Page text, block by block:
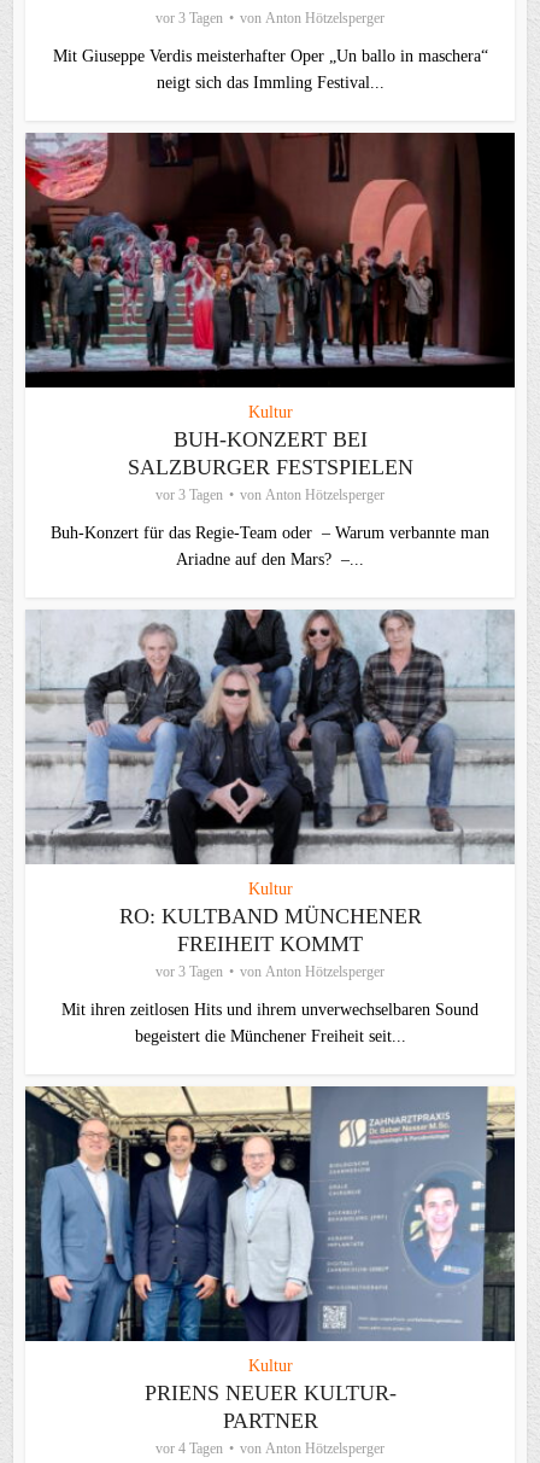
vor 3 Tagen von Anton Hötzelsperger
Mit Giuseppe Verdis meisterhafter Oper „Un ballo in maschera“
neigt sich das Immling Festival...
Kultur
BUH-KONZERT BEI
SALZBURGER FESTSPIELEN
vor 3 Tagen von Anton Hötzelsperger
Buh-Konzert für das Regie-Team oder – Warum verbannte man
Ariadne auf den Mars? –...
Kultur
RO: KULTBAND MÜNCHENER
FREIHEIT KOMMT
vor 3 Tagen von Anton Hötzelsperger
Mit ihren zeitlosen Hits und ihrem unverwechselbaren Sound
begeistert die Münchener Freiheit seit...
Kultur
PRIENS NEUER KULTUR-
PARTNER
vor 4 Tagen von Anton Hötzelsperger